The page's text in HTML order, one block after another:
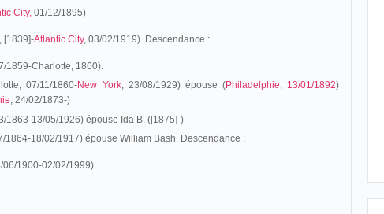
City, 01/12/1895)
[1839]-Atlantic City, 03/02/1919). Descendance :
1859-Charlotte, 1860).
07/11/1860-New York, 23/08/1929) épouse (Philadelphie, 13/01/1892)
, 24/02/1873-)
1863-13/05/1926) épouse Ida B. ([1875]-)
1864-18/02/1917) épouse William Bash. Descendance :
06/1900-02/02/1999).